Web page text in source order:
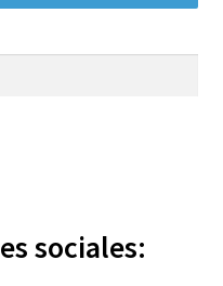
sociales: